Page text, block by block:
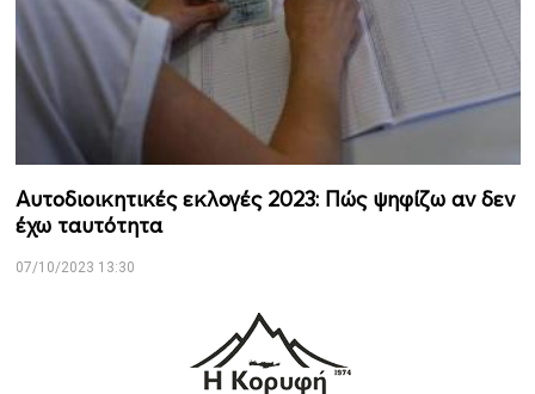
Αυτοδιοικητικές εκλογές 2023: Πώς ψηφίζω αν δεν
έχω ταυτότητα
07/10/2023 13:30